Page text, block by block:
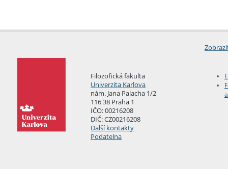
Filozofická fakulta
Univerzita Karlova
nám. Jana Palacha 1/2
116 38 Praha 1
IČO: 00216208
DIČ: CZ00216208
Další kontakty
Podatelna